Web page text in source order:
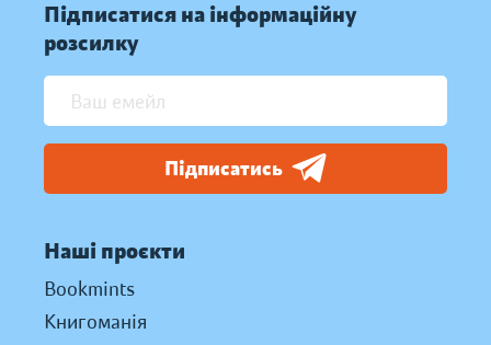
Підписатися на інформаційну
розсилку
Підписатись
Наші проєкти
Bookmints
Книгоманія